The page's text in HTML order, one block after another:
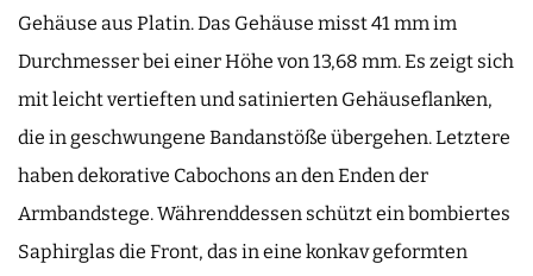
Gehäuse aus Platin. Das Gehäuse misst 41 mm im
Durchmesser bei einer Höhe von 13,68 mm. Es zeigt sich
mit leicht vertieften und satinierten Gehäuseflanken,
die in geschwungene Bandanstöße übergehen. Letztere
haben dekorative Cabochons an den Enden der
Armbandstege. Währenddessen schützt ein bombiertes
Saphirglas die Front, das in eine konkav geformten